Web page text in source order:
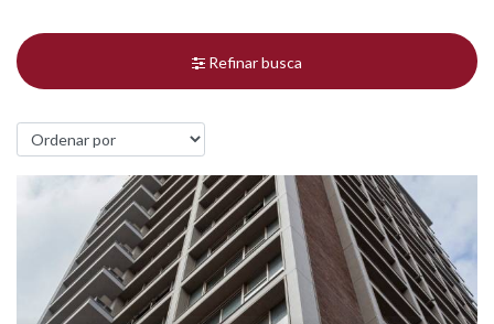
Refinar busca